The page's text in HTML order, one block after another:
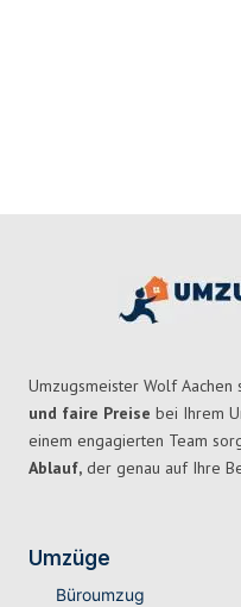
Umzugsmeister Wolf Aachen
und faire Preise bei Ihrem
einem engagierten Team
Ablauf, der genau auf Ihre
Umzüge
Büroumzug